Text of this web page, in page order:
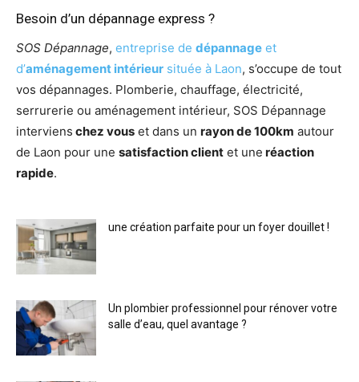
Besoin d’un dépannage express ?
SOS Dépannage, entreprise de dépannage et
d’aménagement intérieur située à Laon, s’occupe de tout
vos dépannages. Plomberie, chauffage, électricité,
serrurerie ou aménagement intérieur, SOS Dépannage
interviens chez vous et dans un rayon de 100km autour
de Laon pour une satisfaction client et une réaction
rapide.
une création parfaite pour un foyer douillet !
Un plombier professionnel pour rénover votre
salle d’eau, quel avantage ?